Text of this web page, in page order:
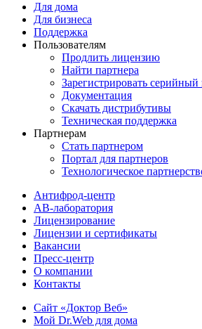
Для дома
Для бизнеса
Поддержка
Пользователям
Продлить лицензию
Найти партнера
Зарегистрировать
Документация
Скачать дистрибутивы
Техническая поддержка
Партнерам
Стать партнером
Портал для партнеров
Технологическое
Антифрод-центр
АВ-лаборатория
Лицензирование
Лицензии и сертификаты
Вакансии
Пресс-центр
О компании
Контакты
Сайт «Доктор Веб»
Мой Dr.Web для дома